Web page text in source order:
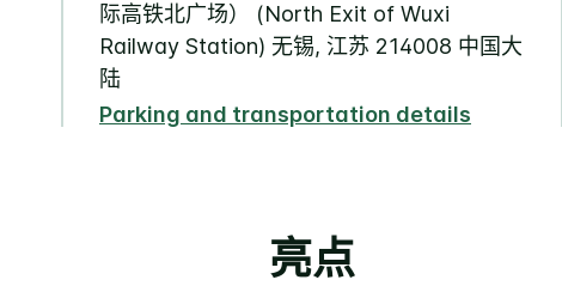
际高铁北广场） (North Exit of Wuxi
Railway Station) 无锡, 江苏 214008 中国大
陆
Parking and transportation details
亮点